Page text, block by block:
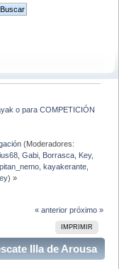
o para COMPETICIÓN
(Moderadores:
,Gabi Borrasca Key,
,kayakerante
) »
« anterior próximo »
IMPRIMIR
Illa de Arousa